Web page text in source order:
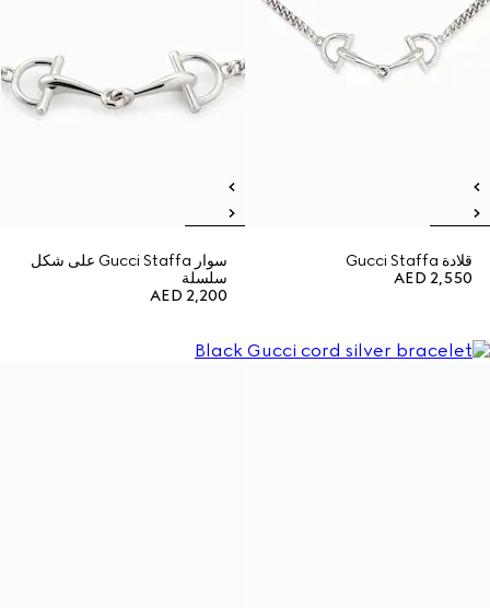
قلادة Gucci Staffa
AED 2,550
سوار Gucci Staffa على شكل
سلسلة
AED 2,200